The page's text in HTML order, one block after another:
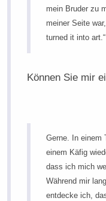
mein Bruder zu
meiner Seite
turned it into art.“
Können Sie mir
Gerne. In einem
einem Käfig
dass ich mich
Während mir
entdecke ich,